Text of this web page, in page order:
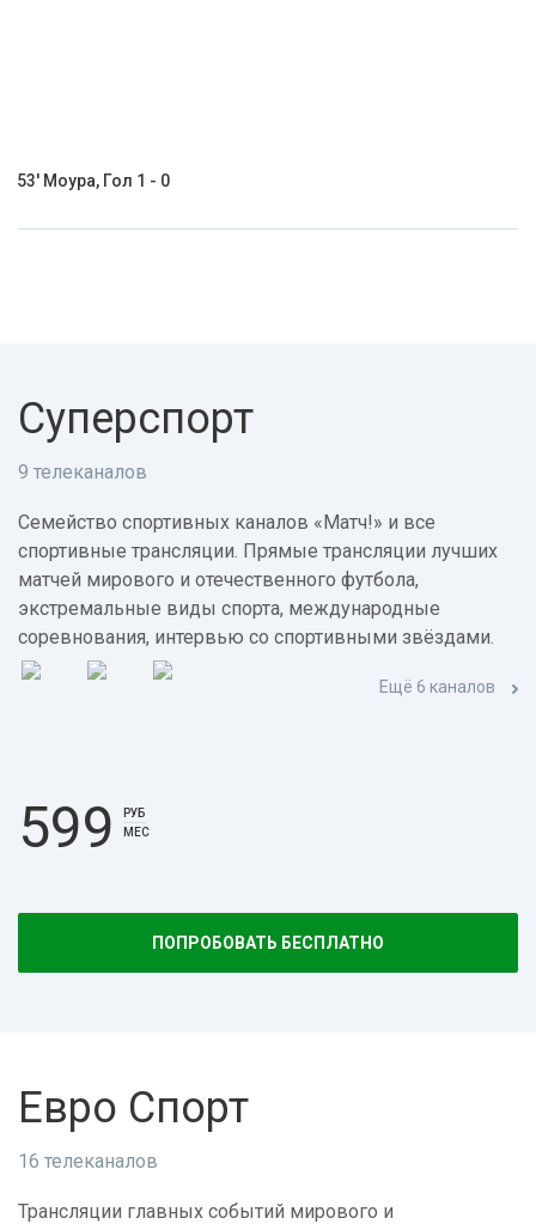
53' Моура, Гол 1 - 0
Суперспорт
9 телеканалов
Семейство спортивных каналов «Матч!» и все
спортивные трансляции. Прямые трансляции лучших
матчей мирового и отечественного футбола,
экстремальные виды спорта, международные
соревнования, интервью со спортивными звёздами.
Ещё 6 каналов
599
РУБ
МЕС
ПОПРОБОВАТЬ БЕСПЛАТНО
Евро Спорт
16 телеканалов
Трансляции главных событий мирового и